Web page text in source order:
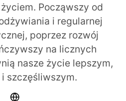
Począwszy od
i regularnej
poprzez rozwój
na licznych
nasze życie lepszym,
szczęśliwszym.